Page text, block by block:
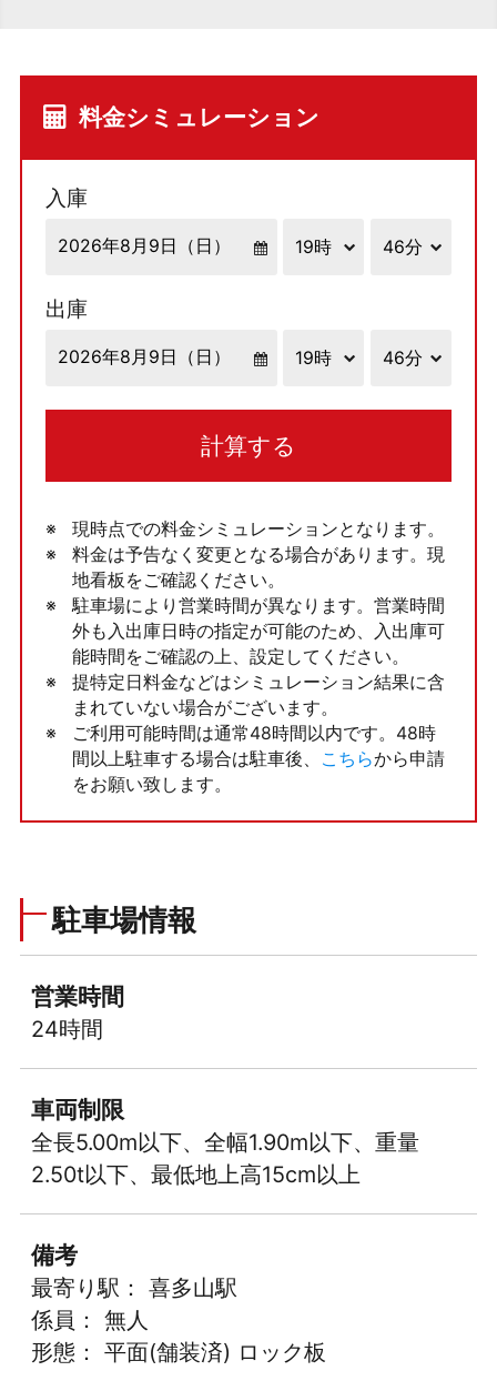
料金シミュレーション
入庫
出庫
計算する
現時点での料金シミュレーションとなります。
料金は予告なく変更となる場合があります。現
地看板をご確認ください。
駐車場により営業時間が異なります。営業時間
外も入出庫日時の指定が可能のため、入出庫可
能時間をご確認の上、設定してください。
提特定日料金などはシミュレーション結果に含
まれていない場合がございます。
ご利用可能時間は通常48時間以内です。48時
間以上駐車する場合は駐車後、
こちらから申請
をお願い致します。
駐車場情報
営業時間
24時間
車両制限
全長5.00m以下、全幅1.90m以下、重量
2.50t以下、最低地上高15cm以上
備考
最寄り駅： 喜多山駅
係員： 無人
形態： 平面(舗装済) ロック板